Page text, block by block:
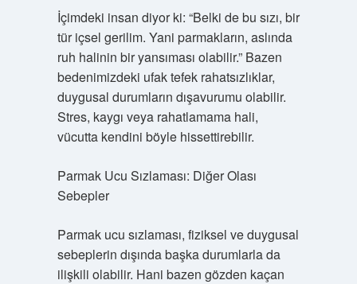
İçimdeki insan diyor ki: “Belki de bu sızı, bir
tür içsel gerilim. Yani parmakların, aslında
ruh halinin bir yansıması olabilir.” Bazen
bedenimizdeki ufak tefek rahatsızlıklar,
duygusal durumların dışavurumu olabilir.
Stres, kaygı veya rahatlamama hali,
vücutta kendini böyle hissettirebilir.
Parmak Ucu Sızlaması: Diğer Olası
Sebepler
Parmak ucu sızlaması, fiziksel ve duygusal
sebeplerin dışında başka durumlarla da
ilişkili olabilir. Hani bazen gözden kaçan